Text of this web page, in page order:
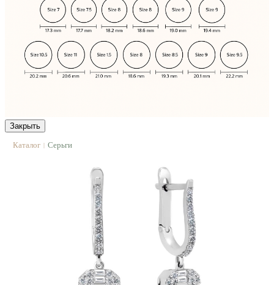
Закрыть
Каталог | Серьги